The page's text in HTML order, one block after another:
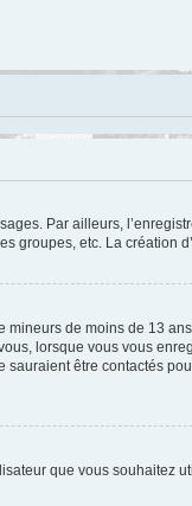
Par ailleurs,
groupes, etc. La création
de moins de 13
lorsque vous vous
être contactés
que vous souhaitez